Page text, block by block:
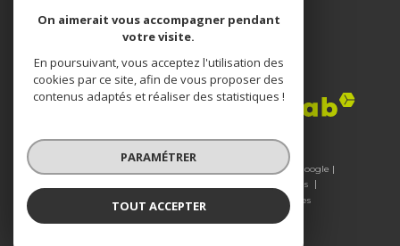
Adhérents
© 2026 | Tous droits réservés | Traduction powered by Google |
Mentions légales
Admin
Nos liens Politique RGPD Cookies
On aimerait vous accompagner pendant
votre visite.
En poursuivant, vous acceptez l'utilisation des
cookies par ce site, afin de vous proposer des
contenus adaptés et réaliser des statistiques !
PARAMÉTRER
TOUT ACCEPTER